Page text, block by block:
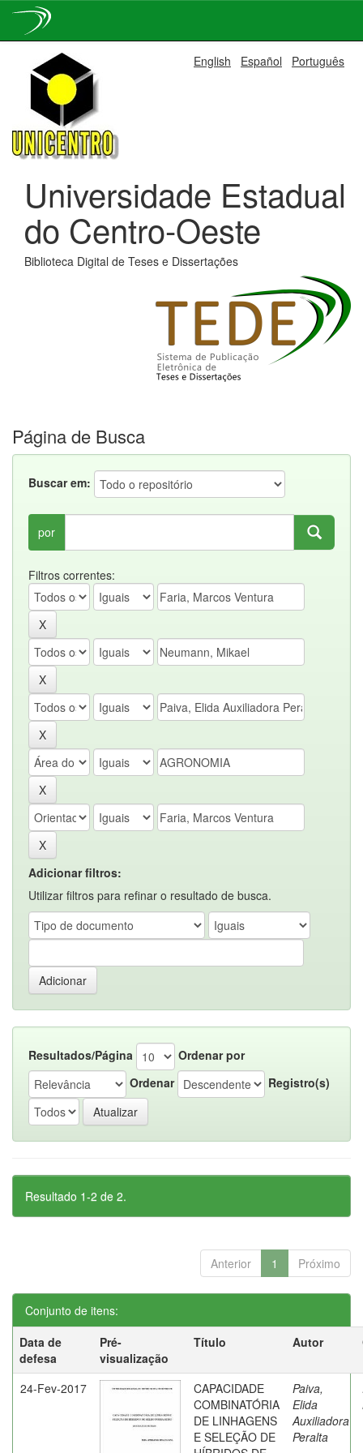
navigation
English Español Português
Universidade Estadual
do Centro-Oeste
Biblioteca Digital de Teses e Dissertações
Página de Busca
Buscar em:
por
Filtros correntes:
Adicionar filtros:
Utilizar filtros para refinar o resultado de busca.
Resultados/Página
Ordenar por
Ordenar
Registro(s)
Resultado 1-2 de 2.
Anterior 1 Próximo
Conjunto de itens:
Data de
defesa
Pré-
visualização
Título Autor
24-Fev-2017
CAPACIDADE
COMBINATÓRIA
DE LINHAGENS
E SELEÇÃO DE
Paiva,
Elida
Auxiliadora
Peralta